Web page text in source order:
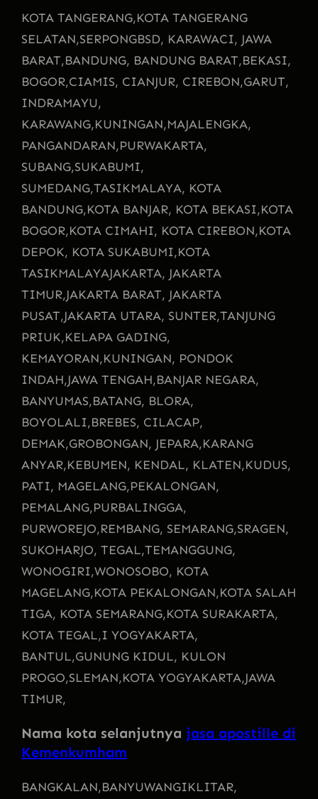
KOTA TANGERANG,KOTA TANGERANG
SELATAN,SERPONGBSD, KARAWACI, JAWA
BARAT,BANDUNG, BANDUNG BARAT,BEKASI,
BOGOR,CIAMIS, CIANJUR, CIREBON,GARUT,
INDRAMAYU,
KARAWANG,KUNINGAN,MAJALENGKA,
PANGANDARAN,PURWAKARTA,
SUBANG,SUKABUMI,
SUMEDANG,TASIKMALAYA, KOTA
BANDUNG,KOTA BANJAR, KOTA BEKASI,KOTA
BOGOR,KOTA CIMAHI, KOTA CIREBON,KOTA
DEPOK, KOTA SUKABUMI,KOTA
TASIKMALAYAJAKARTA, JAKARTA
TIMUR,JAKARTA BARAT, JAKARTA
PUSAT,JAKARTA UTARA, SUNTER,TANJUNG
PRIUK,KELAPA GADING,
KEMAYORAN,KUNINGAN, PONDOK
INDAH,JAWA TENGAH,BANJAR NEGARA,
BANYUMAS,BATANG, BLORA,
BOYOLALI,BREBES, CILACAP,
DEMAK,GROBONGAN, JEPARA,KARANG
ANYAR,KEBUMEN, KENDAL, KLATEN,KUDUS,
PATI, MAGELANG,PEKALONGAN,
PEMALANG,PURBALINGGA,
PURWOREJO,REMBANG, SEMARANG,SRAGEN,
SUKOHARJO, TEGAL,TEMANGGUNG,
WONOGIRI,WONOSOBO, KOTA
MAGELANG,KOTA PEKALONGAN,KOTA SALAH
TIGA, KOTA SEMARANG,KOTA SURAKARTA,
KOTA TEGAL,I YOGYAKARTA,
BANTUL,GUNUNG KIDUL, KULON
PROGO,SLEMAN,KOTA YOGYAKARTA,JAWA
TIMUR,
Nama kota selanjutnya jasa apostille di
Kemenkumham
BANGKALAN,BANYUWANGIKLITAR,